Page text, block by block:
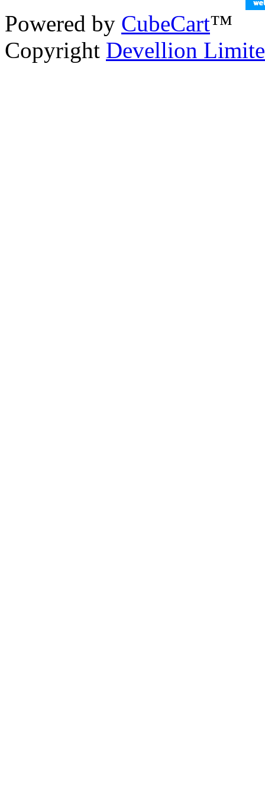
Powered by CubeCart™
Copyright Devellion